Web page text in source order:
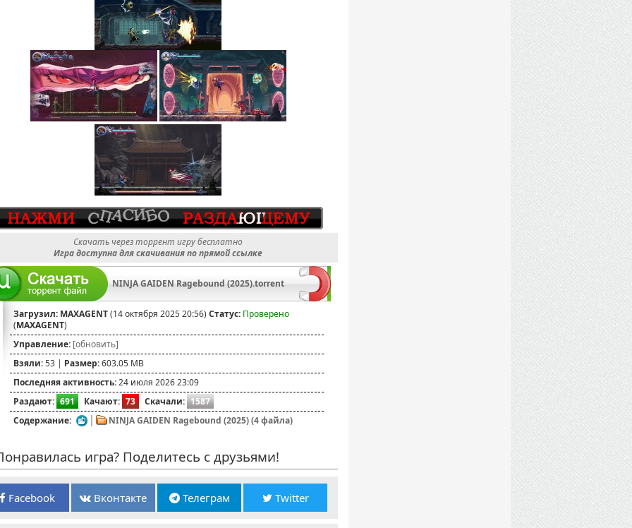
Скачать через торрент игру бесплатно
Игра доступна для скачивания по прямой ссылке
NINJA GAIDEN Ragebound (2025).torrent
Загрузил: MAXAGENT(14 октября 2025 20:56) Статус: Проверено
(MAXAGENT)
Управление: [обновить]
Взяли:53 | Размер:603.05 MB
Последняя активность:24 июля 2026 23:09
Раздают: 691 Качают: 73 Скачали: 1587
Содержание:
NINJA GAIDEN Ragebound (2025) (4 файла)
игра? Поделитесь с друзьями!
Facebook Вконтакте Телеграм Twitter